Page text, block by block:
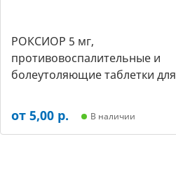
РОКСИОР 5 мг,
противовоспалительные и
болеутоляющие таблетки для
таб) (арт-5473)
от 5,00 р. В наличии